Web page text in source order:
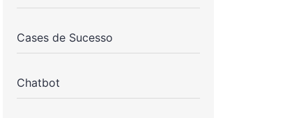
Cases de Sucesso
Chatbot